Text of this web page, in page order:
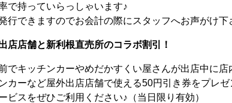
で持っていらっしゃいます♪
行できますのでお会計の際にスタッフへお声がけ下
店店舗と新利根直売所のコラボ割引！
でキッチンカーやめだかすくい屋さんが出店中に店
カーなど屋外出店店舗で使える50円引き券をプレ
ビスをぜひご利用ください♪（当日限り有効）